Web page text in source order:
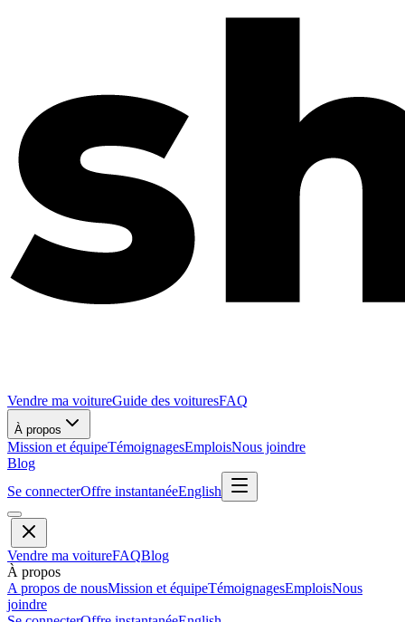
Vendre ma voitureGuide des voituresFAQ
À propos
Mission et équipeTémoignagesEmploisNous joindre
Blog
Se connecterOffre instantanéeEnglish
Vendre ma voitureFAQBlog
À propos
A propos de nousMission et équipeTémoignagesEmploisNous
joindre